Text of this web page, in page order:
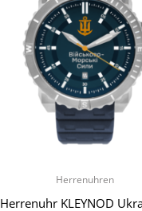
Herrenuhren
Herrenuhr KLEYNOD